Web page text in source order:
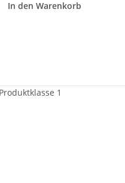
In den Warenkorb
1